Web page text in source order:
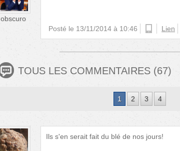
obscuro
Posté le 13/11/2014 à 10:46 Lien
TOUS LES COMMENTAIRES (67)
1 2 3 4
Ils s'en serait fait du blé de nos jours!